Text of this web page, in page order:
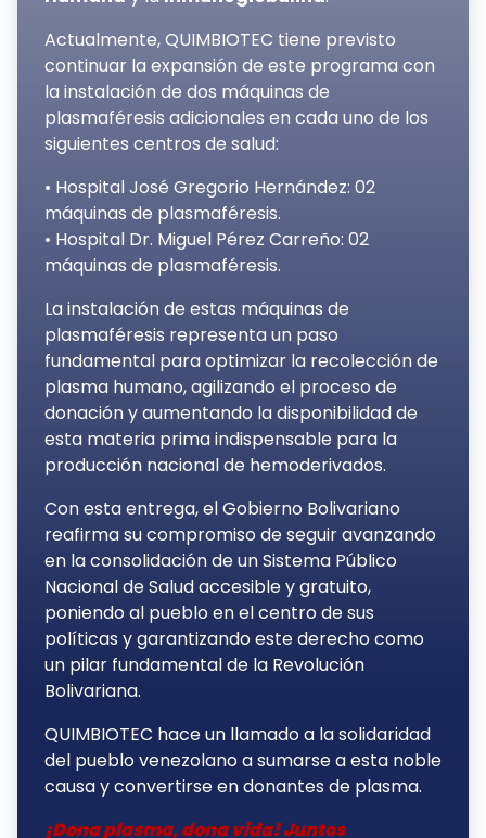
Actualmente, QUIMBIOTEC tiene previsto
continuar la expansión de este programa con
la instalación de dos máquinas de
plasmaféresis adicionales en cada uno de los
siguientes centros de salud:
• Hospital José Gregorio Hernández: 02
máquinas de plasmaféresis.
• Hospital Dr. Miguel Pérez Carreño: 02
máquinas de plasmaféresis.
La instalación de estas máquinas de
plasmaféresis representa un paso
fundamental para optimizar la recolección de
plasma humano, agilizando el proceso de
donación y aumentando la disponibilidad de
esta materia prima indispensable para la
producción nacional de hemoderivados.
Con esta entrega, el Gobierno Bolivariano
reafirma su compromiso de seguir avanzando
en la consolidación de un Sistema Público
Nacional de Salud accesible y gratuito,
poniendo al pueblo en el centro de sus
políticas y garantizando este derecho como
un pilar fundamental de la Revolución
Bolivariana.
QUIMBIOTEC hace un llamado a la solidaridad
del pueblo venezolano a sumarse a esta noble
causa y convertirse en donantes de plasma.
¡Dona plasma, dona vida! Juntos